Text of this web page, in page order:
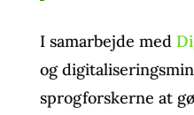
I samarbejde med
og
sprogforskerne at